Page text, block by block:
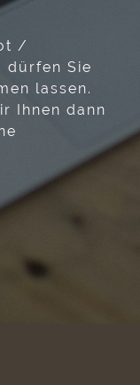
/
dürfen Sie
lassen.
Ihnen dann